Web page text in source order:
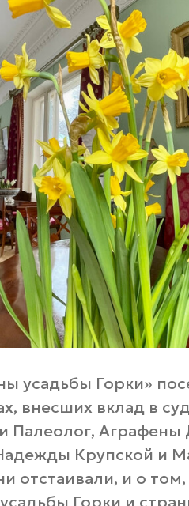
усадьбы Горки»
внесших вклад в
Палеолог,
Крупской и
отстаивали, и о том,